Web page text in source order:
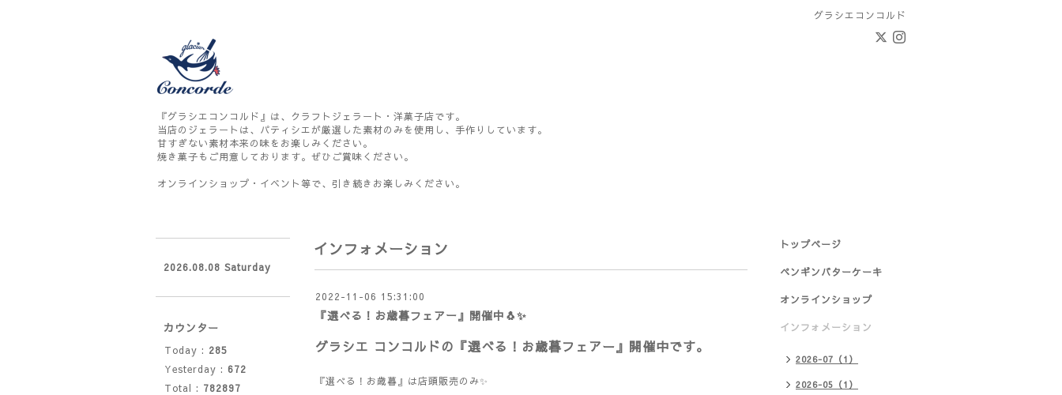
グラシエコンコルド
『グラシエコンコルド』は、クラフトジェラート・洋菓子店です。
当店のジェラートは、パティシエが厳選した素材のみを使用し、手作りしています。
甘すぎない素材本来の味をお楽しみください。
焼き菓子もご用意しております。ぜひご賞味ください。
オンラインショップ・イベント等で、引き続きお楽しみください。
インフォメーション
2022-11-06 15:31:00
『選べる！お歳暮フェアー』開催中🐧✨
グラシエ コンコルドの『選べる！お歳暮フェアー』開催中です。
『選べる！お歳暮』は店頭販売のみ✨
トップページ
ペンギンバターケーキ
オンラインショップ
インフォメーション
2026-07（1）
2026-05（1）
2026.08.08 Saturday
カウンター
Today : 285
Yesterday : 672
Total : 782897